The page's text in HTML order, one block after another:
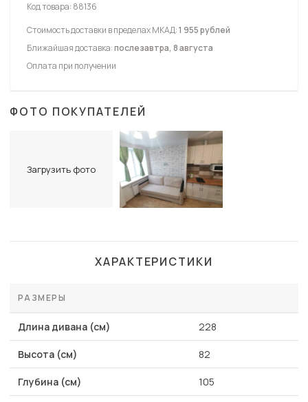
Код товара: 88136
Стоимость доставки в пределах МКАД:1 955 рублей
Ближайшая доставка:послезавтра, 8 августа
Оплата при получении
ФОТО ПОКУПАТЕЛЕЙ
Загрузить фото
ХАРАКТЕРИСТИКИ
РАЗМЕРЫ
Длина дивана (см) 228
Высота (см) 82
Глубина (см) 105